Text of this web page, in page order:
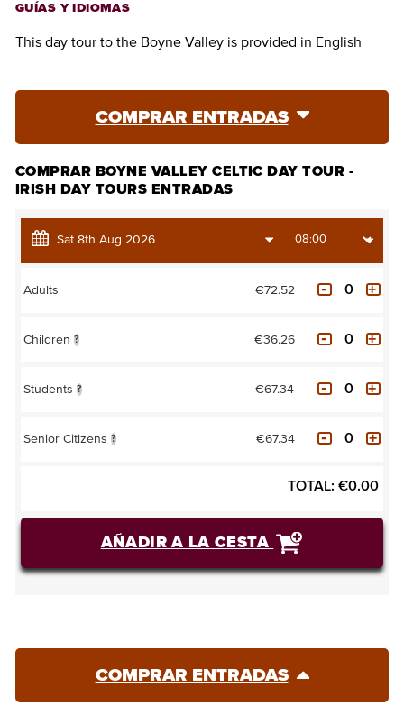
GUÍAS Y IDIOMAS
This day tour to the Boyne Valley is provided in English
COMPRAR ENTRADAS
COMPRAR BOYNE VALLEY CELTIC DAY TOUR -
IRISH DAY TOURS ENTRADAS
Adults €72.52
Children ? €36.26
Students ? €67.34
Senior Citizens ? €67.34
TOTAL: €0.00
AÑADIR A LA CESTA
COMPRAR ENTRADAS